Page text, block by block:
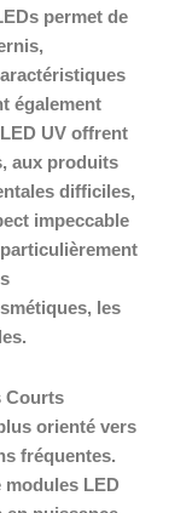
permet de
également
UV offrent
aux produits
difficiles,
impeccable
les
Courts
orienté vers
fréquentes.
modules LED